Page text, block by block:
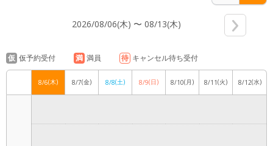
2026/08/06(木) 〜 08/13(木)
仮 仮予約受付 満 満員 待 キャンセル待ち受付
8/6(木) 8/7(金) 8/8(土) 8/9(日) 8/10(月) 8/11(火) 8/12(水)